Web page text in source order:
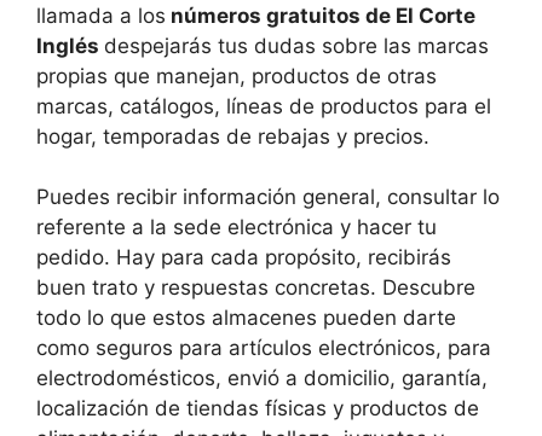
llamada a los números gratuitos de El Corte
Inglés despejarás tus dudas sobre las marcas
propias que manejan, productos de otras
marcas, catálogos, líneas de productos para el
hogar, temporadas de rebajas y precios.
Puedes recibir información general, consultar lo
referente a la sede electrónica y hacer tu
pedido. Hay para cada propósito, recibirás
buen trato y respuestas concretas. Descubre
todo lo que estos almacenes pueden darte
como seguros para artículos electrónicos, para
electrodomésticos, envió a domicilio, garantía,
localización de tiendas físicas y productos de